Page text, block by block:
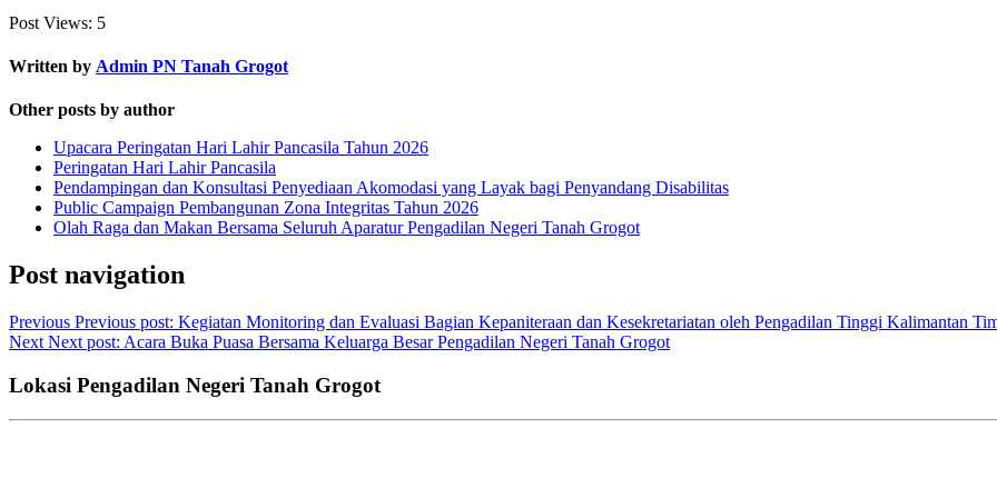
Post Views: 5
Written by Admin PN Tanah Grogot
Other posts by author
Upacara Peringatan Hari Lahir Pancasila Tahun 2026
Peringatan Hari Lahir Pancasila
Pendampingan dan Konsultasi Penyediaan Akomodasi yang Layak bagi Penyandang Disabilitas
Public Campaign Pembangunan Zona Integritas Tahun 2026
Olah Raga dan Makan Bersama Seluruh Aparatur Pengadilan Negeri Tanah Grogot
Post navigation
Previous Previous post: Kegiatan Monitoring dan Evaluasi Bagian Kepaniteraan dan Kesekretariatan oleh Pengadilan Tinggi Kalimantan
Next Next post: Acara Buka Puasa Bersama Keluarga Besar Pengadilan Negeri Tanah Grogot
Lokasi Pengadilan Negeri Tanah Grogot